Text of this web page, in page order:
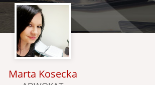
Marta Kosecka